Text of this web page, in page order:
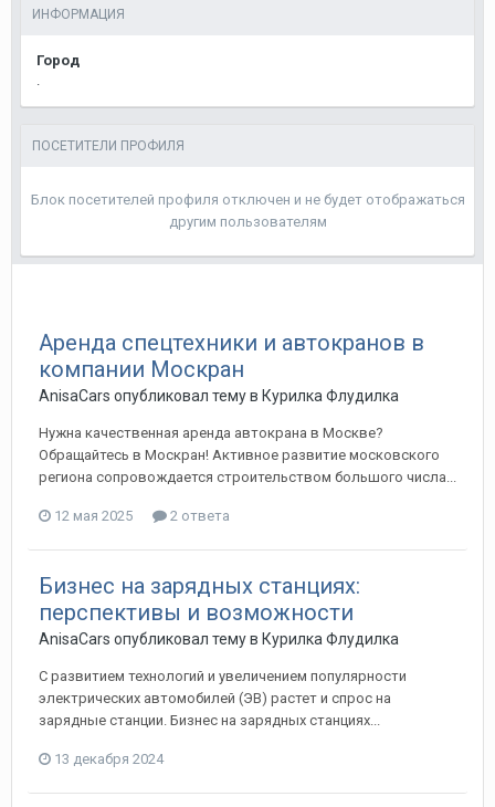
ИНФОРМАЦИЯ
Город
.
ПОСЕТИТЕЛИ ПРОФИЛЯ
Блок посетителей профиля отключен и не будет отображаться
другим пользователям
Аренда спецтехники и автокранов в
компании Москран
AnisaCars опубликовал тему в Курилка Флудилка
Нужна качественная аренда автокрана в Москве?
Обращайтесь в Москран! Активное развитие московского
региона сопровождается строительством большого числа...
12 мая 2025 2 ответа
Бизнес на зарядных станциях:
перспективы и возможности
AnisaCars опубликовал тему в Курилка Флудилка
С развитием технологий и увеличением популярности
электрических автомобилей (ЭВ) растет и спрос на
зарядные станции. Бизнес на зарядных станциях...
13 декабря 2024